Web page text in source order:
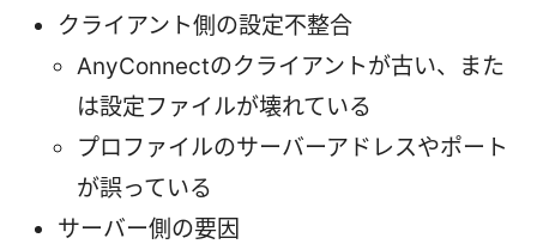
クライアント側の設定不整合
AnyConnectのクライアントが古い、また
は設定ファイルが壊れている
プロファイルのサーバーアドレスやポート
が誤っている
サーバー側の要因